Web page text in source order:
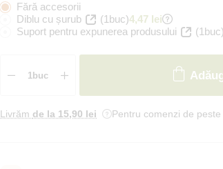
Fără accesorii
Diblu cu șurub
(1buc)4,47 lei
Suport pentru expunerea produsului (1buc)
Livrăm de la 15,90 lei Pentru comenzi de